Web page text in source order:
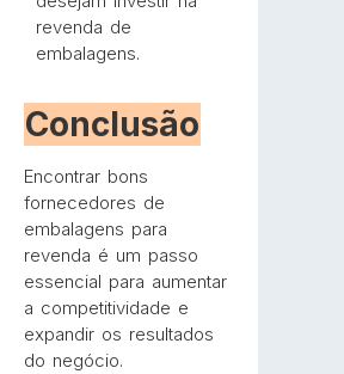
revenda de
embalagens.
Conclusão
Encontrar bons
fornecedores de
embalagens para
revenda é um passo
essencial para aumentar
a competitividade e
expandir os resultados
do negócio.